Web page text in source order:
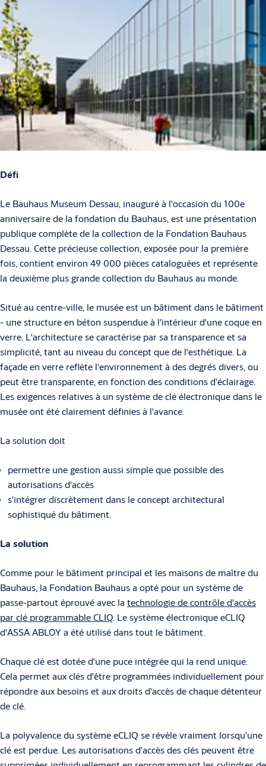
Défi
Le Bauhaus Museum Dessau, inauguré à l'occasion du 100e
anniversaire de la fondation du Bauhaus, est une présentation
publique complète de la collection de la Fondation Bauhaus
Dessau. Cette précieuse collection, exposée pour la première
fois, contient environ 49 000 pièces cataloguées et représente
la deuxième plus grande collection du Bauhaus au monde.
Situé au centre-ville, le musée est un bâtiment dans le bâtiment
- une structure en béton suspendue à l'intérieur d'une coque en
verre. L'architecture se caractérise par sa transparence et sa
simplicité, tant au niveau du concept que de l'esthétique. La
façade en verre reflète l'environnement à des degrés divers, ou
peut être transparente, en fonction des conditions d'éclairage.
Les exigences relatives à un système de clé électronique dans le
musée ont été clairement définies à l'avance.
La solution doit
permettre une gestion aussi simple que possible des
autorisations d'accès
s'intégrer discrètement dans le concept architectural
sophistiqué du bâtiment.
La solution
Comme pour le bâtiment principal et les maisons de maître du
Bauhaus, la Fondation Bauhaus a opté pour un système de
passe-partout éprouvé avec la technologie de contrôle d'accès
par clé programmable CLIQ. Le système électronique eCLIQ
d'ASSA ABLOY a été utilisé dans tout le bâtiment.
Chaque clé est dotée d'une puce intégrée qui la rend unique.
Cela permet aux clés d'être programmées individuellement pour
répondre aux besoins et aux droits d'accès de chaque détenteur
de clé.
La polyvalence du système eCLIQ se révèle vraiment lorsqu'une
clé est perdue. Les autorisations d'accès des clés peuvent être